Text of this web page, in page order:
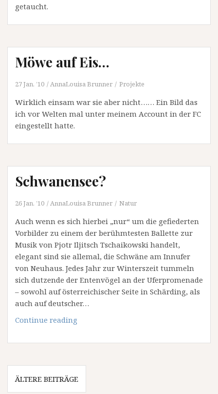
getaucht.
Möwe auf Eis…
27 Jan. ’10 AnnaLouisa Brunner Projekte
Wirklich einsam war sie aber nicht…… Ein Bild das
ich vor Welten mal unter meinem Account in der FC
eingestellt hatte.
Schwanensee?
26 Jan. ’10 AnnaLouisa Brunner Natur
Auch wenn es sich hierbei „nur“ um die gefiederten
Vorbilder zu einem der berühmtesten Ballette zur
Musik von Pjotr Iljitsch Tschaikowski handelt,
elegant sind sie allemal, die Schwäne am Innufer
von Neuhaus. Jedes Jahr zur Winterszeit tummeln
sich dutzende der Entenvögel an der Uferpromenade
– sowohl auf österreichischer Seite in Schärding, als
auch auf deutscher…
Continue reading
Beitragsnavigation
ÄLTERE BEITRÄGE